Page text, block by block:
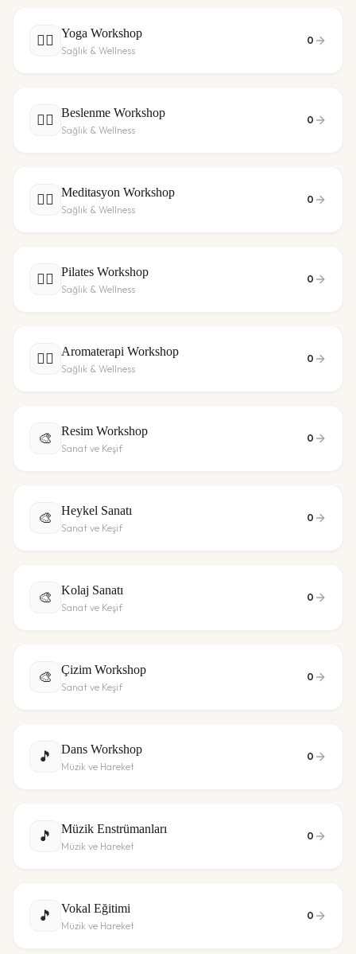
🧘‍♀️ Yoga Workshop
Sağlık & Wellness
0
🧘‍♀️ Beslenme Workshop
Sağlık & Wellness
0
🧘‍♀️ Meditasyon Workshop
Sağlık & Wellness
0
🧘‍♀️ Pilates Workshop
Sağlık & Wellness
0
🧘‍♀️ Aromaterapi Workshop
Sağlık & Wellness
0
🎨 Resim Workshop
Sanat ve Keşif
0
🎨 Heykel Sanatı
Sanat ve Keşif
0
🎨 Kolaj Sanatı
Sanat ve Keşif
0
🎨 Çizim Workshop
Sanat ve Keşif
0
🎵 Dans Workshop
Müzik ve Hareket
0
🎵 Müzik Enstrümanları
Müzik ve Hareket
0
🎵 Vokal Eğitimi
Müzik ve Hareket
0